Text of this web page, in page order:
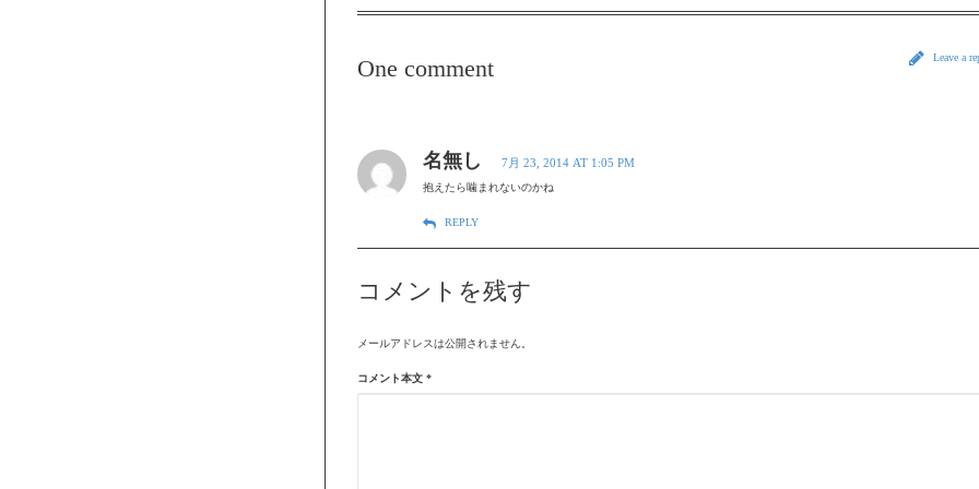
One comment Leave a
名無し 7月 23, 2014 AT 1:05 PM
抱えたら噛まれないのかね
REPLY
コメントを残す
メールアドレスは公開されません。
コメント本文 *